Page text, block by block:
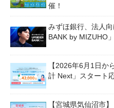
催！
みずほ銀行、法人
BANK by MIZUHO
【2026年6月1日か
計 Next」スタート
【宮城県気仙沼市